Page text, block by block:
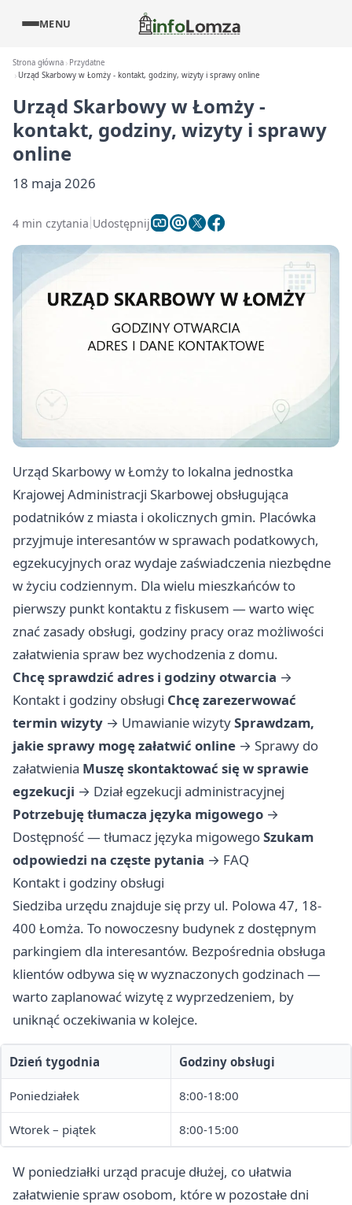
MENU
Strona główna
Przydatne
Urząd Skarbowy w Łomży - kontakt, godziny, wizyty i sprawy online
Urząd Skarbowy w Łomży -
kontakt, godziny, wizyty i sprawy
online
18 maja 2026
4 min czytania Udostępnij
Urząd Skarbowy w Łomży to lokalna jednostka
Krajowej Administracji Skarbowej obsługująca
podatników z miasta i okolicznych gmin. Placówka
przyjmuje interesantów w sprawach podatkowych,
egzekucyjnych oraz wydaje zaświadczenia niezbędne
w życiu codziennym. Dla wielu mieszkańców to
pierwszy punkt kontaktu z fiskusem — warto więc
znać zasady obsługi, godziny pracy oraz możliwości
załatwienia spraw bez wychodzenia z domu.
Chcę sprawdzić adres i godziny otwarcia →
Kontakt i godziny obsługi Chcę zarezerwować
termin wizyty → Umawianie wizytySprawdzam,
jakie sprawy mogę załatwić online → Sprawy do
załatwienia Muszę skontaktować się w sprawie
egzekucji → Dział egzekucji administracyjnej
Potrzebuję tłumacza języka migowego →
Dostępność — tłumacz języka migowegoSzukam
odpowiedzi na częste pytania → FAQ
Kontakt i godziny obsługi
Siedziba urzędu znajduje się przy ul. Polowa 47, 18-
400 Łomża. To nowoczesny budynek z dostępnym
parkingiem dla interesantów. Bezpośrednia obsługa
klientów odbywa się w wyznaczonych godzinach —
warto zaplanować wizytę z wyprzedzeniem, by
uniknąć oczekiwania w kolejce.
Dzień tygodnia Godziny obsługi
Poniedziałek 8:00-18:00
Wtorek – piątek 8:00-15:00
W poniedziałki urząd pracuje dłużej, co ułatwia
załatwienie spraw osobom, które w pozostałe dni